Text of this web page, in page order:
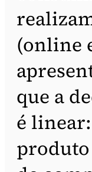
(online
que a
é
produto